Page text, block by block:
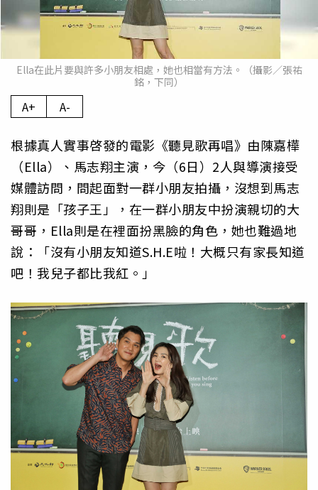
Ella在此片要與許多小朋友相處，她也相當有方法。（攝影／張祐
銘，下同）
A+ A-
根據真人實事啓發的電影《聽見歌再唱》由陳嘉樺
（Ella）、馬志翔主演，今（6日）2人與導演接受
媒體訪問， 問起面對一群小朋友拍攝，沒想到馬志
翔則是「孩子王」， 在一群小朋友中扮演親切的大
哥哥，Ella則是在裡面扮黑臉的角色，她也難過地
說：「沒有小朋友知道S.H.E啦！ 大概只有家長知道
吧！我兒子都比我紅。」